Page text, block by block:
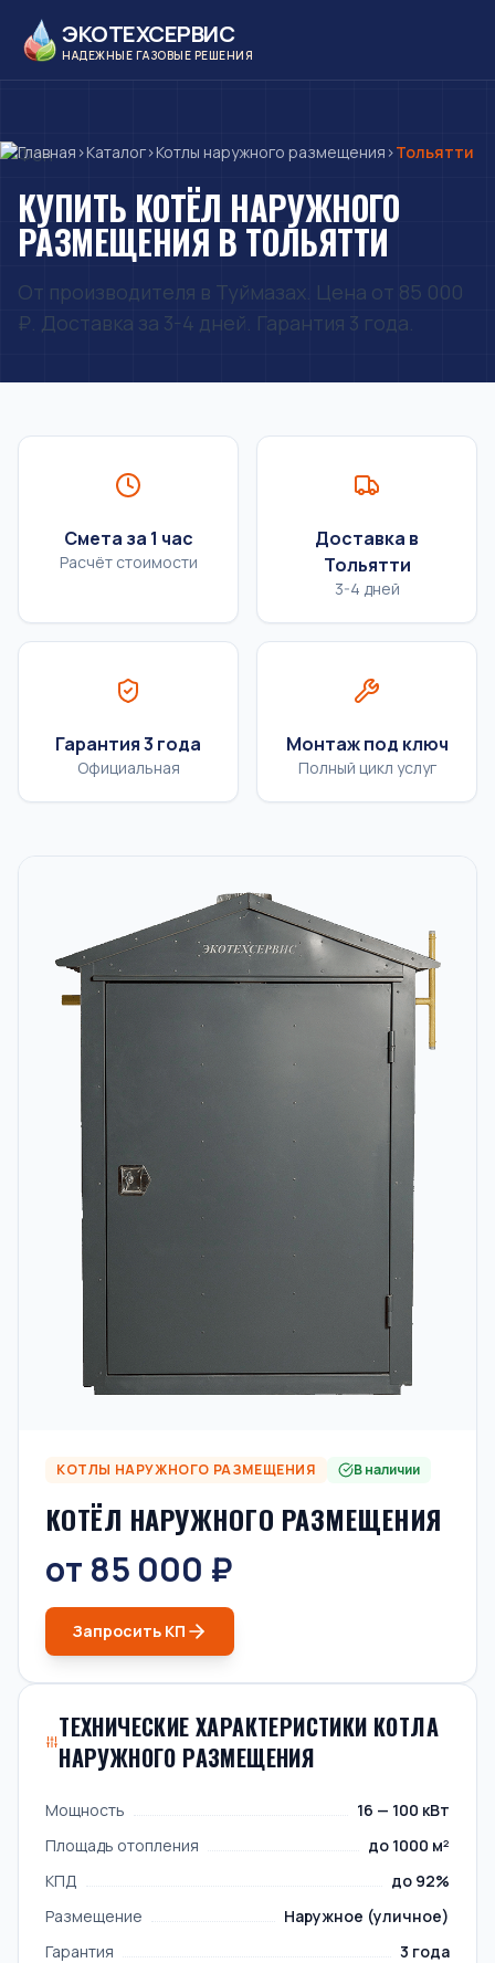
ЭКОТЕХСЕРВИС
НАДЕЖНЫЕ ГАЗОВЫЕ РЕШЕНИЯ
Главная ›Каталог›Котлы наружного размещения ›Тольятти
КУПИТЬ КОТЁЛ НАРУЖНОГО
РАЗМЕЩЕНИЯ В ТОЛЬЯТТИ
От производителя в Туймазах. Цена от 85 000
₽. Доставка за 3-4 дней. Гарантия 3 года.
Смета за 1 час
Расчёт стоимости
Доставка в
Тольятти
3-4 дней
Гарантия 3 года
Официальная
Монтаж под ключ
Полный цикл услуг
КОТЛЫ НАРУЖНОГО РАЗМЕЩЕНИЯ В наличии
КОТЁЛ НАРУЖНОГО РАЗМЕЩЕНИЯ
от 85 000 ₽
Запросить КП
ТЕХНИЧЕСКИЕ ХАРАКТЕРИСТИКИ КОТЛА
НАРУЖНОГО РАЗМЕЩЕНИЯ
Мощность
16 — 100 кВт
Площадь отопления
до 1000 м²
КПД
до 92%
Размещение
Наружное (уличное)
Гарантия
3 года